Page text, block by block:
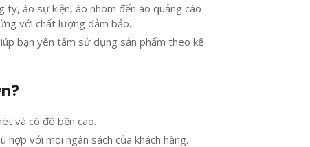
ty, áo sự kiện, áo nhóm đến áo quảng cáo
với chất lượng đảm bảo.
bạn yên tâm sử dụng sản phẩm theo kế
và có độ bền cao.
hợp với mọi ngân sách của khách hàng.